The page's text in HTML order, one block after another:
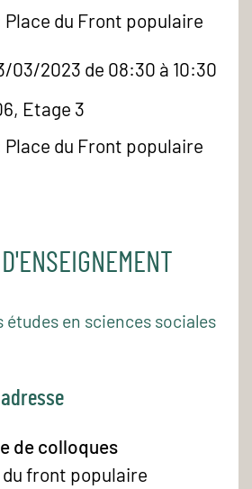
Place du Front populaire
03/2023 de 08:30 à 10:30
Etage 3
Place du Front populaire
études en sciences sociales
de colloques
du front populaire